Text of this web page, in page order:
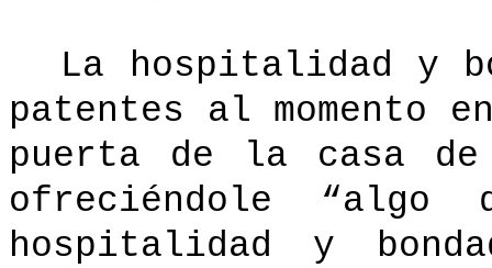
La hospitalidad y
patentes al momento
puerta de la casa
ofreciéndole
hospitalidad y